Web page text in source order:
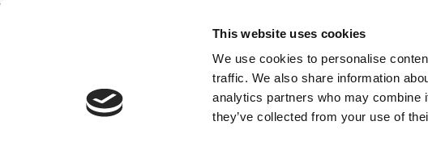
This website uses cookies
We use cookies to personalise
traffic. We also share information
analytics partners who may combine
they’ve collected from your use of
Competitions